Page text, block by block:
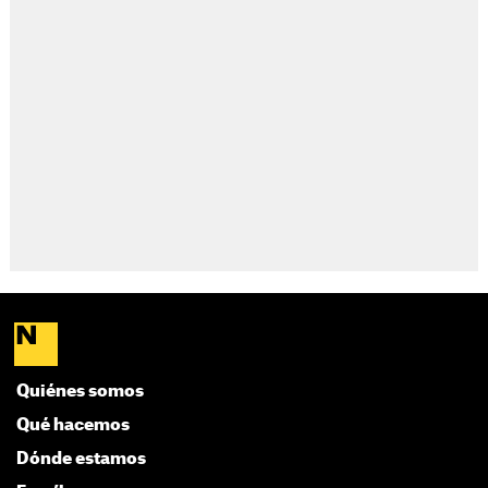
Quiénes somos
Qué hacemos
Dónde estamos